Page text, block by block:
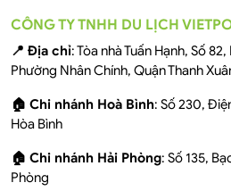
CÔNG TY TNHH DU LỊCH
📍 Địa chỉ: Tòa nhà Tuấn Hạnh, Số
Phường Nhân Chính, Quận Thanh
🏠 Chi nhánh Hoà Bình: Số 230,
Hòa Bình
🏠 Chi nhánh Hải Phòng: Số 135,
Phòng